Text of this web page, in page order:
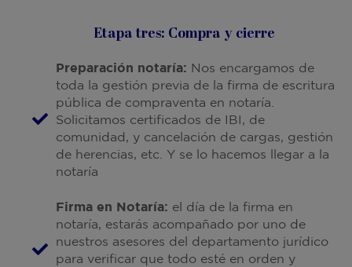
Etapa tres: Compra y cierre
Preparación notaría: Nos encargamos de
toda la gestión previa de la firma de escritura
pública de compraventa en notaría.
Solicitamos certificados de IBI, de
comunidad, y cancelación de cargas, gestión
de herencias, etc. Y se lo hacemos llegar a la
notaría
Firma en Notaría: el día de la firma en
notaría, estarás acompañado por uno de
nuestros asesores del departamento jurídico
para verificar que todo esté en orden y